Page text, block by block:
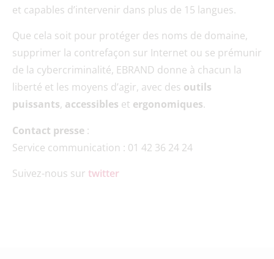
et capables d’intervenir dans plus de 15 langues.
Que cela soit pour protéger des noms de domaine,
supprimer la contrefaçon sur Internet ou se prémunir
de la cybercriminalité, EBRAND donne à chacun la
liberté et les moyens d’agir, avec des outils
puissants, accessibles et ergonomiques.
Contact presse :
Service communication : 01 42 36 24 24
Suivez-nous sur twitter